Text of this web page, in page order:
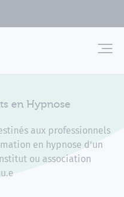
en Hypnose
aux professionnels
en hypnose d'un
ou association